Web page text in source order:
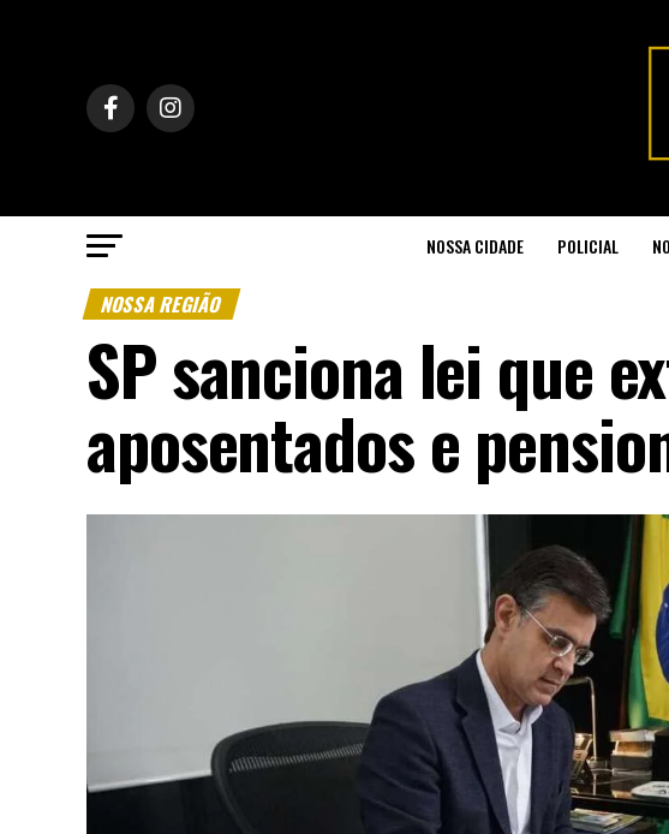
NOSSA CIDADE POLICIAL
NOSSA REGIÃO
SP sanciona lei que
aposentados e